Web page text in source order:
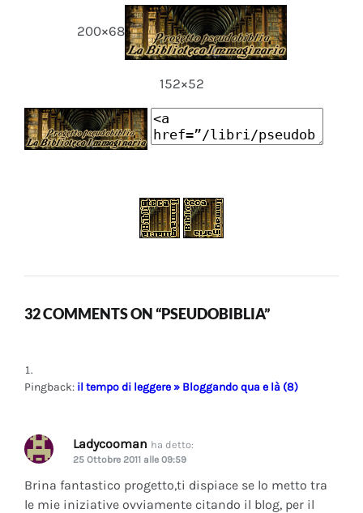
200×68
152×52
32 COMMENTS ON “PSEUDOBIBLIA”
Pingback: il tempo di leggere » Bloggando qua e là (8)
Ladycooman ha detto:
25 Ottobre 2011 alle 09:59
Brina fantastico progetto,ti dispiace se lo metto tra
le mie iniziative ovviamente citando il blog, per il